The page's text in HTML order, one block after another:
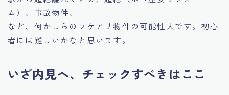
ム）、事故物件、
など、何かしらのワケアリ物件の可能性大です。初心
者には難しいかなと思います。
いざ内見へ、チェックすべきはここ